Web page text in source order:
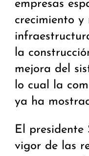
empresas
crecimiento y
la
mejora del
lo cual la
ya ha
El presidente
vigor de las